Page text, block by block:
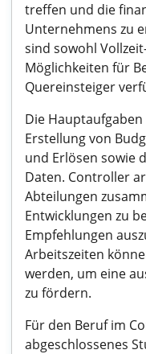
treffen und die
Unternehmens zu
sind sowohl
Möglichkeiten für
Quereinsteiger
Die
Erstellung von
und Erlösen sowie
Daten. Controller
Abteilungen
Entwicklungen zu
Empfehlungen
Arbeitszeiten
werden, um eine
zu fördern.
Für den Beruf im
abgeschlossenes